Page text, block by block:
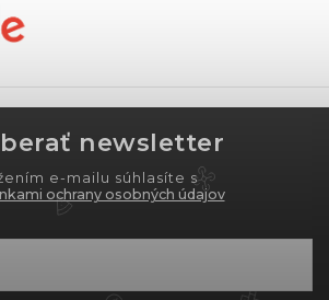
newsletter
e-mailu súhlasíte s
ochrany osobných údajov